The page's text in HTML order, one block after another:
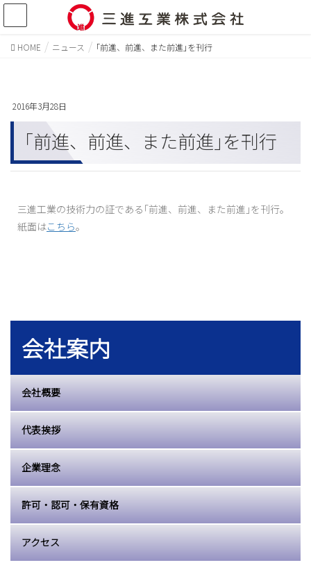
HOME ニュース ｢前進、前進、また前進｣を刊行
2016年3月28日
｢前進、前進、また前進｣を刊行
三進工業の技術力の証である｢前進、前進、また前進｣を刊行。
紙面はこちら。
会社案内
会社概要
代表挨拶
企業理念
許可・認可・保有資格
アクセス